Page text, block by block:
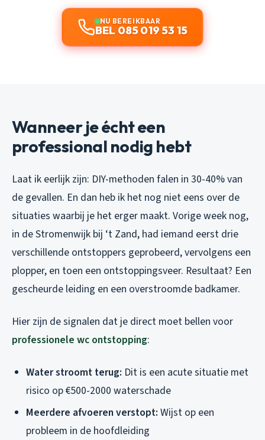
NU BEREIKBAAR
BEL 085 019 53 15
Wanneer je écht een
professional nodig hebt
Laat ik eerlijk zijn: DIY-methoden falen in 30-40% van
de gevallen. En dan heb ik het nog niet eens over de
situaties waarbij je het erger maakt. Vorige week nog,
in de Stromenwijk bij ‘t Zand, had iemand eerst drie
verschillende ontstoppers geprobeerd, vervolgens een
plopper, en toen een ontstoppingsveer. Resultaat? Een
gescheurde leiding en een overstroomde badkamer.
Hier zijn de signalen dat je direct moet bellen voor
professionele wc ontstopping:
Water stroomt terug: Dit is een acute situatie met
risico op €500-2000 waterschade
Meerdere afvoeren verstopt: Wijst op een
probleem in de hoofdleiding